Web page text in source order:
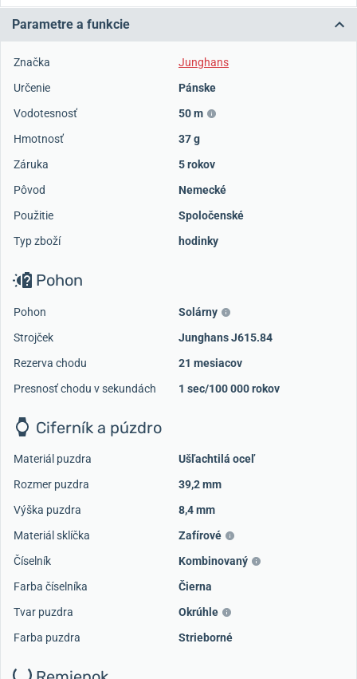
Parametre a funkcie
Značka
Junghans
Určenie
Pánske
Vodotesnosť
50 m
Hmotnosť
37 g
Záruka
5 rokov
Pôvod
Nemecké
Použitie
Spoločenské
Typ zboží
hodinky
Pohon
Pohon
Solárny
Strojček
Junghans J615.84
Rezerva chodu
21 mesiacov
Presnosť chodu v sekundách
1 sec/100 000 rokov
Ciferník a púzdro
Materiál puzdra
Ušľachtilá oceľ
Rozmer puzdra
39,2 mm
Výška puzdra
8,4 mm
Materiál sklíčka
Zafírové
Číselník
Kombinovaný
Farba číselníka
Čierna
Tvar puzdra
Okrúhle
Farba puzdra
Strieborné